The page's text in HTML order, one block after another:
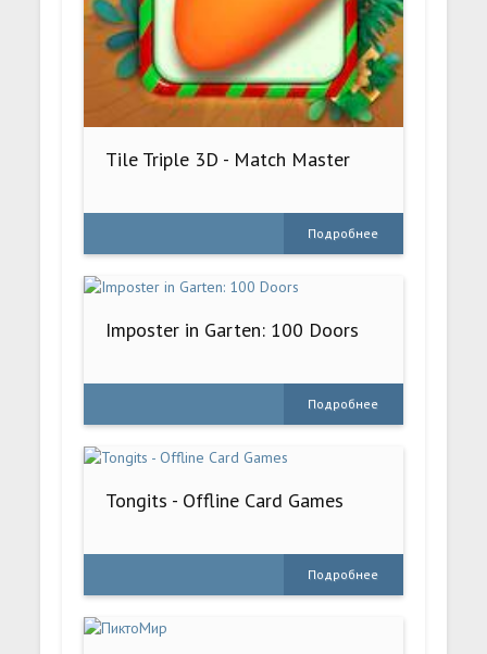
Tile Triple 3D - Match Master
Подробнее
Imposter in Garten: 100 Doors
Подробнее
Tongits - Offline Card Games
Подробнее